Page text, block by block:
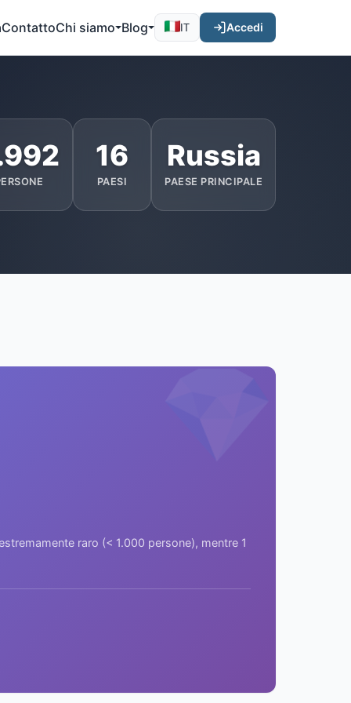
ContattoChi siamo Blog IT Accedi
16
PAESI
Russia
PAESE PRINCIPALE
💎
raro (< 1.000 persone), mentre 1